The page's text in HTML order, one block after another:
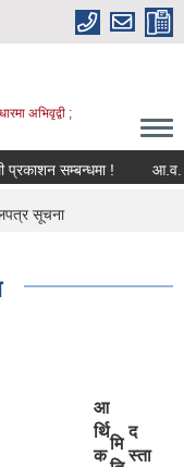
अभिवृद्वी ;
सम्बन्धमा ! आ.व.
सूचना
आ
र्थि
क
मि
द
स्ता